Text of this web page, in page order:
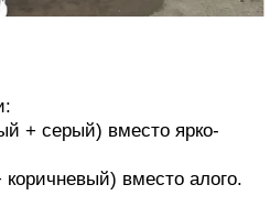
+ серый) вместо ярко-
вместо алого.